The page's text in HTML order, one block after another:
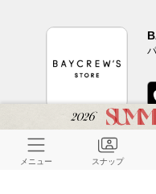
メニュー スナップ